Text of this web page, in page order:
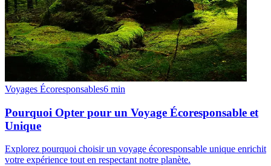
Voyages Écoresponsables6 min
Pourquoi Opter pour un Voyage Écoresponsable et
Unique
Explorez pourquoi choisir un voyage écoresponsable unique enrichit
votre expérience tout en respectant notre planète.